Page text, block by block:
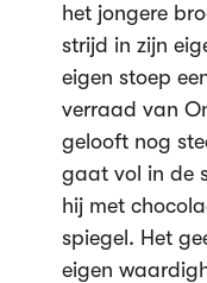
het jongere
strijd in zijn
eigen stoep
verraad van
gelooft nog
gaat vol in de
hij met
spiegel. Het
eigen